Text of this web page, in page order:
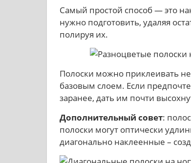
Самый простой способ — это
нужно подготовить, удаляя
полируя их.
Полоски можно приклеивать
базовым слоем. Если
заранее, дать им почти
Дополнительный совет:
полоски могут оптически
диагонально наклеенные –